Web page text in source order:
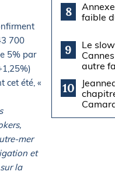
700
5% par
cet été, «
mer
et
la
8
faible
9
Le
autre
10